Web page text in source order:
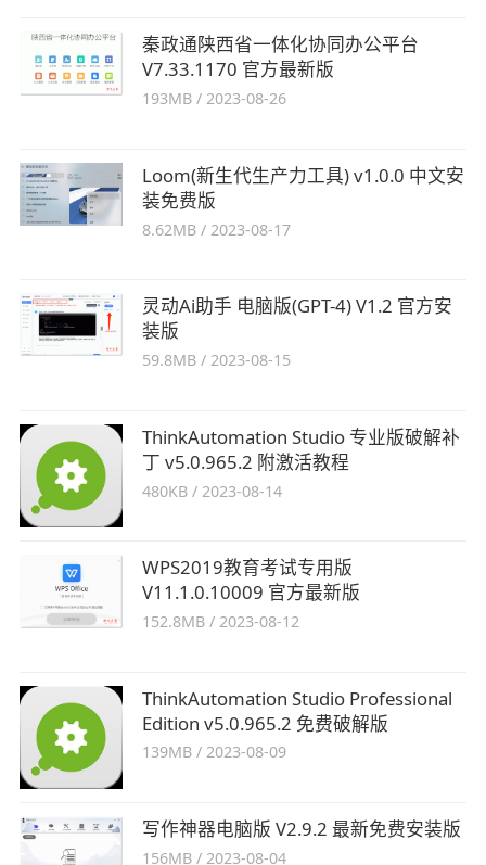
秦政通陕西省一体化协同办公平台
V7.33.1170 官方最新版
193MB /2023-08-26
Loom(新生代生产力工具) v1.0.0 中文安
装免费版
8.62MB / 2023-08-17
灵动Ai助手 电脑版(GPT-4) V1.2 官方安
装版
59.8MB /2023-08-15
ThinkAutomation Studio 专业版破解补
丁 v5.0.965.2 附激活教程
480KB / 2023-08-14
WPS2019教育考试专用版
V11.1.0.10009 官方最新版
152.8MB /2023-08-12
ThinkAutomation Studio Professional
Edition v5.0.965.2 免费破解版
139MB /2023-08-09
写作神器电脑版 V2.9.2 最新免费安装版
156MB /2023-08-04